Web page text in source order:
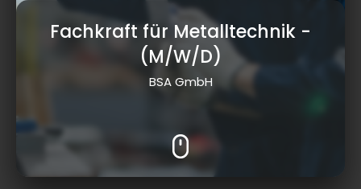
Fachkraft für Metalltechnik -
(M/W/D)
BSA GmbH